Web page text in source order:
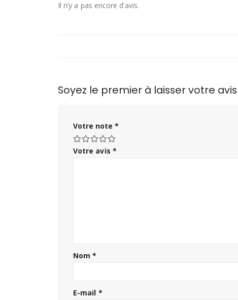
Il n’y a pas encore d’avis.
Soyez le premier à laisser votre avis
Votre note *
Votre avis *
Nom*
E-mail *